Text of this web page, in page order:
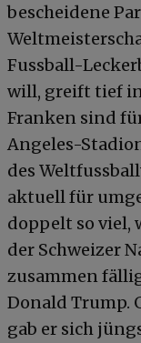
bescheidene
Fussball-
will, greift tief
Franken sind
Angeles-
des
aktuell für
doppelt so viel,
der Schweizer
zusammen
Donald Trump.
gab er sich